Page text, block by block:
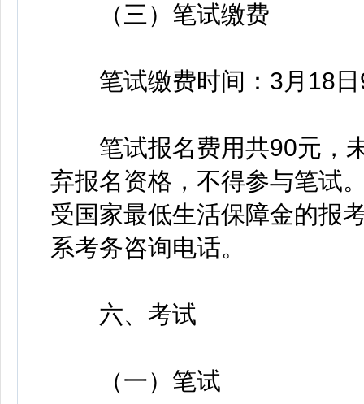
（三）笔试缴费
笔试缴费时间：3月18日
笔试报名费用共90元，未
弃报名资格，不得参与笔试
受国家最低生活保障金的报
系考务咨询电话。
六、考试
（一）笔试